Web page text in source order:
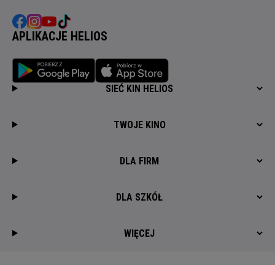
APLIKACJE HELIOS
SIEĆ KIN HELIOS
TWOJE KINO
DLA FIRM
DLA SZKÓŁ
WIĘCEJ